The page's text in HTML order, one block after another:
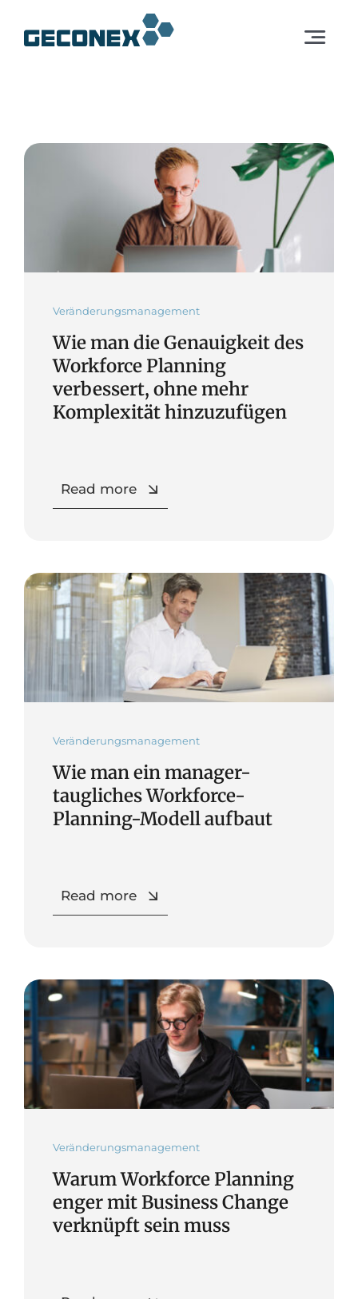
Toggle
Veränderungsmanagement
Wie man die Genauigkeit des
Workforce Planning
verbessert, ohne mehr
Komplexität hinzuzufügen
Read more
Veränderungsmanagement
Wie man ein manager-
taugliches Workforce-
Planning-Modell aufbaut
Read more
Veränderungsmanagement
Warum Workforce Planning
enger mit Business Change
verknüpft sein muss